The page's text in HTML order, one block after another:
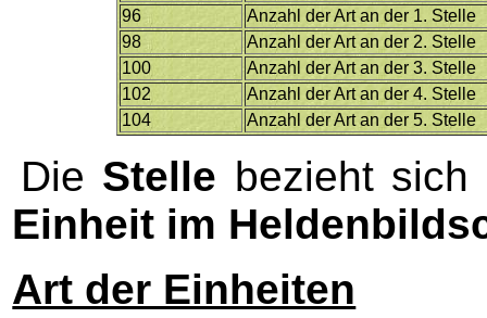
96
Anzahl der Art an der 1. Stelle
98
Anzahl der Art an der 2. Stelle
100
Anzahl der Art an der 3. Stelle
102
Anzahl der Art an der 4. Stelle
104
Anzahl der Art an der 5. Stelle
Die Stelle bezieht
Einheit im
Art der Einheiten